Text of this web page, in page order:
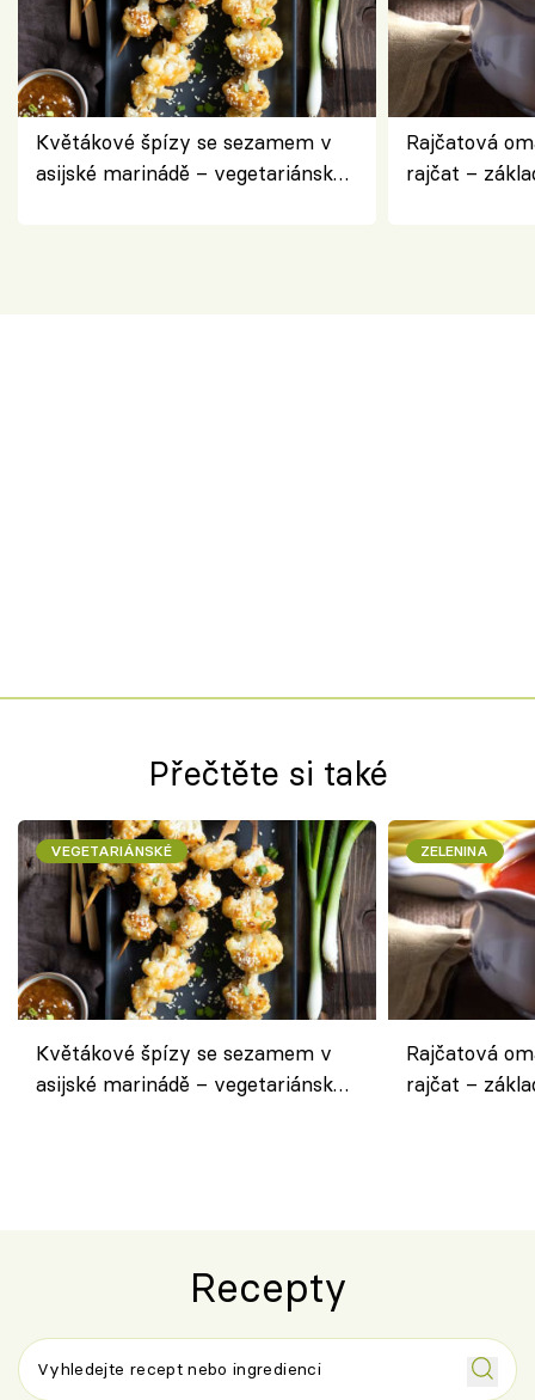
Květákové špízy se sezamem v
asijské marinádě – vegetariánská
Rajčatová
rajčat –
Přečtěte si také
VEGETARIÁNSKÉ
Květákové špízy se sezamem v
asijské marinádě – vegetariánská
ZELENINA
Rajčatová
rajčat –
Recepty